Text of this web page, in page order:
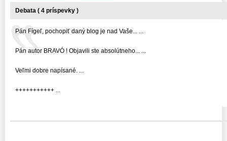
Debata ( 4 príspevky )
Pán Fígeľ, pochopiť daný blog je nad Vaše... ...
Pán autor BRAVÓ ! Objavili ste absolútneho... ...
Veľmi dobre napísané. ...
+++++++++++ ...